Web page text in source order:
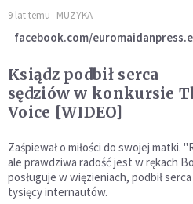
9 lat temu MUZYKA
facebook.com/
Ksiądz podbił serca
sędziów w konkursie
Voice [WIDEO]
Zaśpiewał o miłości do swojej matki.
ale prawdziwa radość jest w rękach
posługuje w więzieniach, podbił
tysięcy internautów.